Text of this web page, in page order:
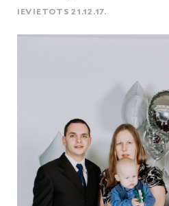
IEVIETOTS 21.12.17.